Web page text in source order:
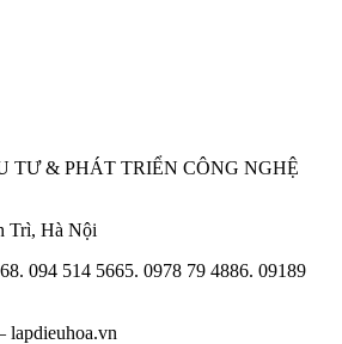
TƯ & PHÁT TRIỂN CÔNG NGHỆ
Trì, Hà Nội
094 514 5665. 0978 79 4886. 09189
lapdieuhoa.vn